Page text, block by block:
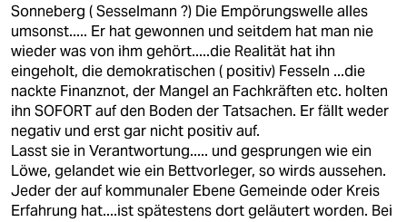
Sonneberg ( Sesselmann ?) Die Empörungswelle alles
umsonst..... Er hat gewonnen und seitdem hat man nie
wieder was von ihm gehört.....die Realität hat ihn
eingeholt, die demokratischen ( positiv) Fesseln ...die
nackte Finanznot, der Mangel an Fachkräften etc. holten
ihn SOFORT auf den Boden der Tatsachen. Er fällt weder
negativ und erst gar nicht positiv auf.
Lasst sie in Verantwortung..... und gesprungen wie ein
Löwe, gelandet wie ein Bettvorleger, so wirds aussehen.
Jeder der auf kommunaler Ebene Gemeinde oder Kreis
Erfahrung hat....ist spätestens dort geläutert worden. Bei